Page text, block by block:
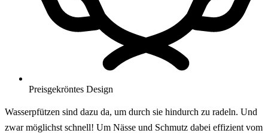
Preisgekröntes Design
Wasserpfützen sind dazu da, um durch sie hindurch zu radeln. Und
zwar möglichst schnell! Um Nässe und Schmutz dabei effizient vom